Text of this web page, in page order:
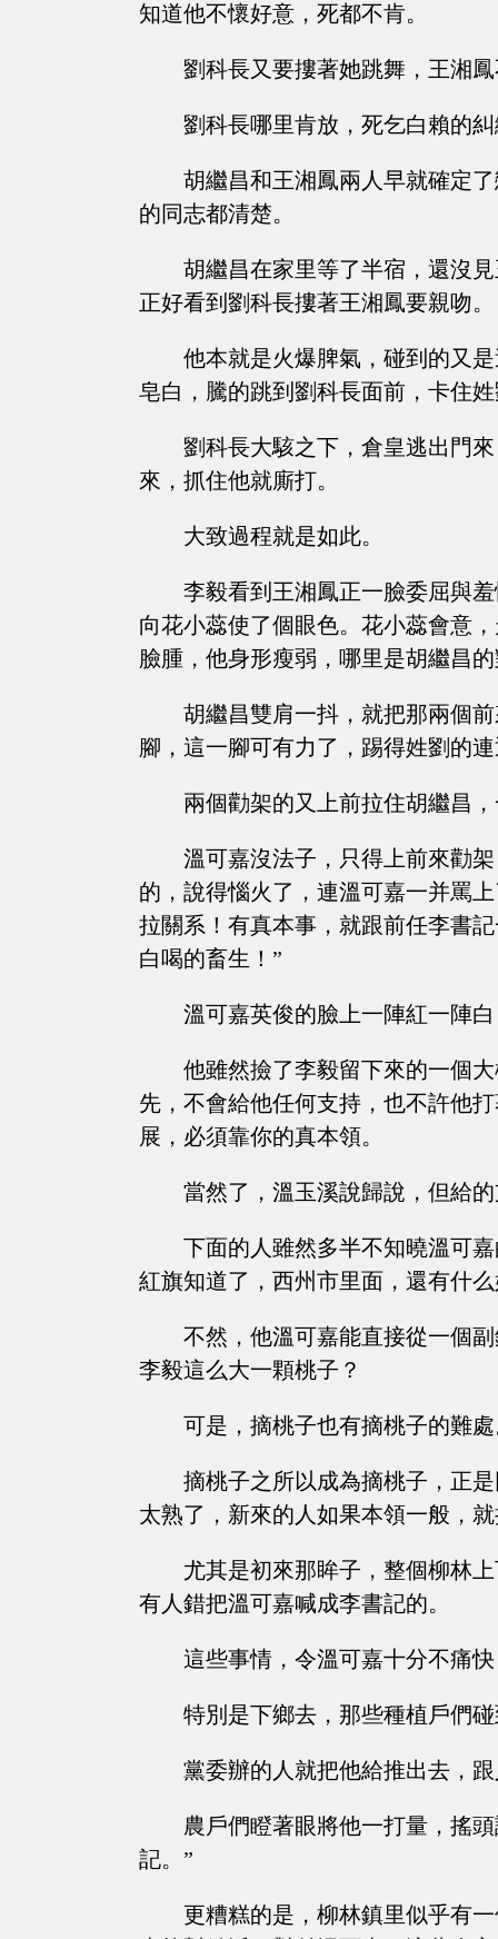
知道他不懷好意，死都不肯。
劉科長又要摟著她跳舞，王湘
劉科長哪里肯放，死乞白賴的
胡繼昌和王湘鳳兩人早就確定
的同志都清楚。
胡繼昌在家里等了半宿，還沒
正好看到劉科長摟著王湘鳳要親吻。
他本就是火爆脾氣，碰到的又
皂白，騰的跳到劉科長面前，卡住
劉科長大駭之下，倉皇逃出門
來，抓住他就廝打。
大致過程就是如此。
李毅看到王湘鳳正一臉委屈與
向花小蕊使了個眼色。花小蕊會意
臉腫，他身形瘦弱，哪里是胡繼昌
胡繼昌雙肩一抖，就把那兩個
腳，這一腳可有力了，踢得姓劉的
兩個勸架的又上前拉住胡繼昌
溫可嘉沒法子，只得上前來勸
的，說得惱火了，連溫可嘉一并罵
拉關系！有真本事，就跟前任李書
白喝的畜生！”
溫可嘉英俊的臉上一陣紅一陣
他雖然撿了李毅留下來的一個
先，不會給他任何支持，也不許他
展，必須靠你的真本領。
當然了，溫玉溪說歸說，但給
下面的人雖然多半不知曉溫可
紅旗知道了，西州市里面，還有什
不然，他溫可嘉能直接從一個
李毅這么大一顆桃子？
可是，摘桃子也有摘桃子的難
摘桃子之所以成為摘桃子，正
太熟了，新來的人如果本領一般，
尤其是初來那眸子，整個柳林
有人錯把溫可嘉喊成李書記的。
這些事情，令溫可嘉十分不痛
特別是下鄉去，那些種植戶們
黨委辦的人就把他給推出去，
農戶們瞪著眼將他一打量，搖
記。”
更糟糕的是，柳林鎮里似乎有